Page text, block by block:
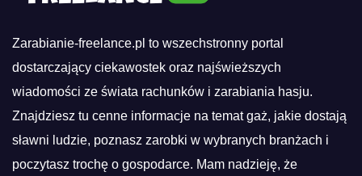
Zarabianie-freelance.pl to wszechstronny portal
dostarczający ciekawostek oraz najświeższych
wiadomości ze świata rachunków i zarabiania hasju.
Znajdziesz tu cenne informacje na temat gaż, jakie dostają
sławni ludzie, poznasz zarobki w wybranych branżach i
poczytasz trochę o gospodarce. Mam nadzieję, że